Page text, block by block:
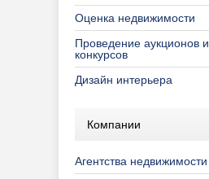
Оценка недвижимости
Проведение аукционов и
конкурсов
Дизайн интерьера
Компании
Агентства недвижимости